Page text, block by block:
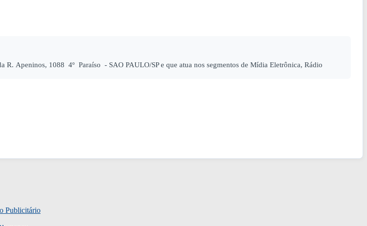
Apeninos, 1088 4º Paraíso - SAO PAULO/SP e que atua nos segmentos de Mídia Eletrônica, Rádio
Publicitário